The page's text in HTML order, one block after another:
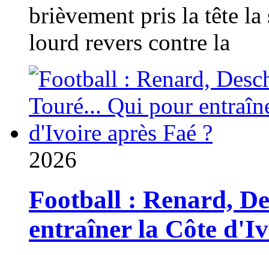
brièvement pris la tête
lourd revers contre la
2026
Football : Renard,
entraîner la Côte